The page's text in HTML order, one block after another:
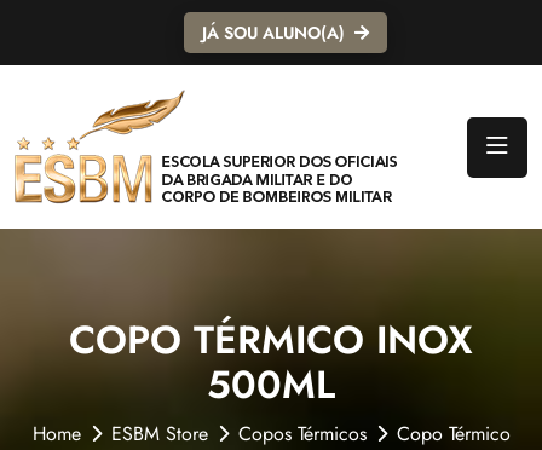
JÁ SOU ALUNO(A)
COPO TÉRMICO INOX
500ML
Home ESBM Store Copos Térmicos
Copo Térmico